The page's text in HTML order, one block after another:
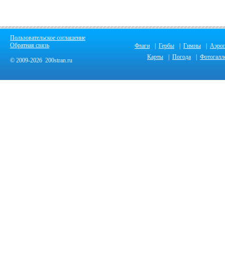
Пользовательское соглашение
Обратная связь
© 2009-2026 200stran.ru
Флаги Гербы Гимны
Карты
Погода